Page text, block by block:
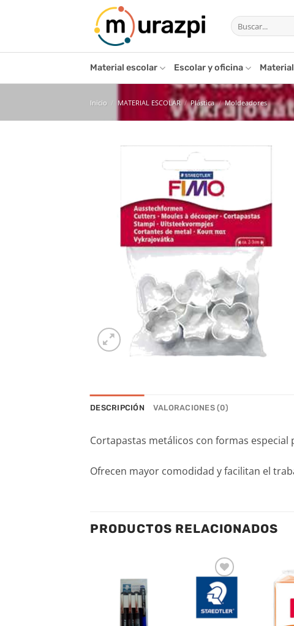
Buscar
por:
Material escolar Escolar y oficina
Inicio / MATERIAL ESCOLAR / Plástica / Moldeadores
lista
DESCRIPCIÓN VALORACIONES (0)
Cortapastas metálicos con formas especial
Ofrecen mayor comodidad y facilitan el
PRODUCTOS RELACIONADOS
Añadir
a la
lista de
deseos